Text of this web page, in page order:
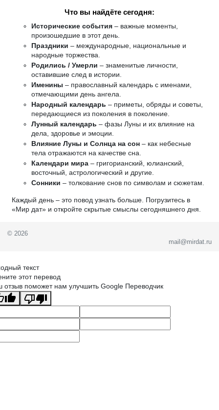
Что вы найдёте сегодня:
Исторические события – важные моменты,
произошедшие в этот день.
Праздники – международные, национальные и
народные торжества.
Родились / Умерли – знаменитые личности,
оставившие след в истории.
Именины – православный календарь с именами,
отмечающими день ангела.
Народный календарь – приметы, обряды и советы,
передающиеся из поколения в поколение.
Лунный календарь – фазы Луны и их влияние на
дела, здоровье и эмоции.
Влияние Луны и Солнца на сон – как небесные
тела отражаются на качестве сна.
Календари мира – григорианский, юлианский,
восточный, астрологический и другие.
Сонники – толкование снов по символам и сюжетам.
Каждый день – это повод узнать больше. Погрузитесь в
«Мир дат» и откройте скрытые смыслы сегодняшнего дня.
© 2026
mail@mirdat.ru
текст
этот перевод
отзыв поможет нам улучшить Google Переводчик